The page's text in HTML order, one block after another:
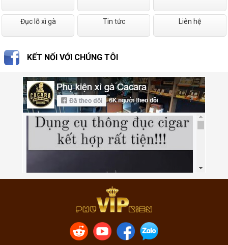
Đục lỗ xì gà Tin tức Liên hệ
KẾT NỐI VỚI CHÚNG TÔI